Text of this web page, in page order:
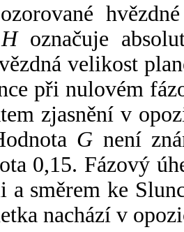
Hoznačuje
velikost
při nulovém
zjasnění v
G není
0,15. Fázový
a směrem ke
nachází v